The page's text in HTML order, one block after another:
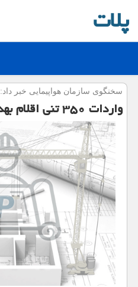
پلات
سخنگوی سازمان هواپیمایی خبر داد:
واردات ۳۵۰ تنی اقلام بهداشتی مبارزه با كرونا